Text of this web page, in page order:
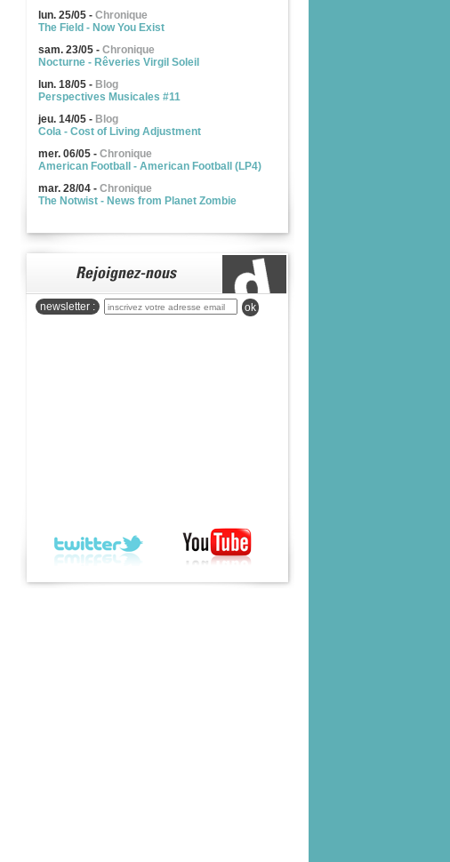
lun. 25/05 - Chronique
The Field - Now You Exist
sam. 23/05 - Chronique
Nocturne - Rêveries Virgil Soleil
lun. 18/05 - Blog
Perspectives Musicales #11
jeu. 14/05 - Blog
Cola - Cost of Living Adjustment
mer. 06/05 - Chronique
American Football - American Football (LP4)
mar. 28/04 - Chronique
The Notwist - News from Planet Zombie
newsletter : ok